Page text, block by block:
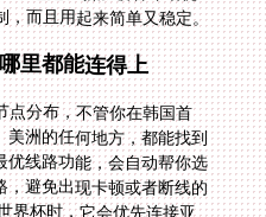
，而且用起来简单又稳定。
里都能连得上
点分布，不管你在韩国首
洲、美洲的任何地方，都能找到
荐最优线路功能，会自动帮你选
线路，避免出现卡顿或者断线的
世界杯时，它会优先连接亚
感觉不到延迟，就像在国内看直